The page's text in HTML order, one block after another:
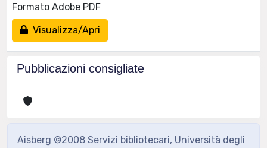
Formato Adobe PDF
Visualizza/Apri
Pubblicazioni consigliate
Aisberg ©2008 Servizi bibliotecari, Università degli